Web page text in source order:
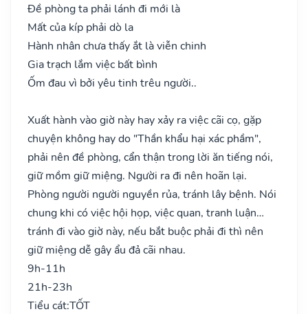
Đề phòng ta phải lánh đi mới là
Mất của kíp phải dò la
Hành nhân chưa thấy ắt là viễn chinh
Gia trạch lắm việc bất bình
Ốm đau vì bởi yêu tinh trêu người..
Xuất hành vào giờ này hay xảy ra việc cãi cọ, gặp
chuyện không hay do "Thần khẩu hại xác phầm",
phải nên đề phòng, cẩn thận trong lời ăn tiếng nói,
giữ mồm giữ miệng. Người ra đi nên hoãn lại.
Phòng người người nguyền rủa, tránh lây bệnh. Nói
chung khi có việc hội họp, việc quan, tranh luận…
tránh đi vào giờ này, nếu bắt buộc phải đi thì nên
giữ miệng dễ gây ẩu đả cãi nhau.
9h-11h
21h-23h
Tiểu cát:TỐT